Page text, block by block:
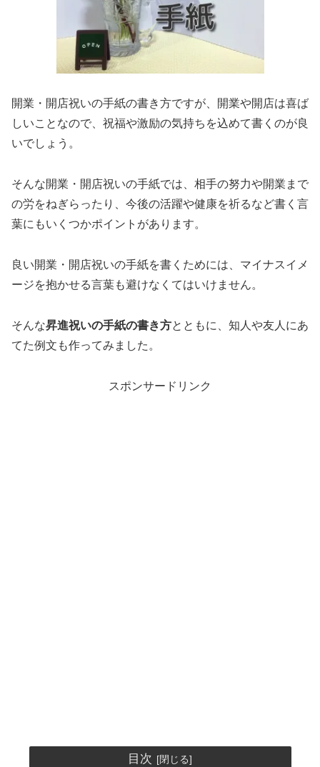
開業・開店祝いの手紙の書き方ですが、開業や開店は喜ば
しいことなので、祝福や激励の気持ちを込めて書くのが良
いでしょう。
そんな開業・開店祝いの手紙では、相手の努力や開業まで
の労をねぎらったり、今後の活躍や健康を祈るなど書く言
葉にもいくつかポイントがあります。
良い開業・開店祝いの手紙を書くためには、マイナスイメ
ージを抱かせる言葉も避けなくてはいけません。
そんな昇進祝いの手紙の書き方とともに、知人や友人にあ
てた例文も作ってみました。
スポンサードリンク
目次